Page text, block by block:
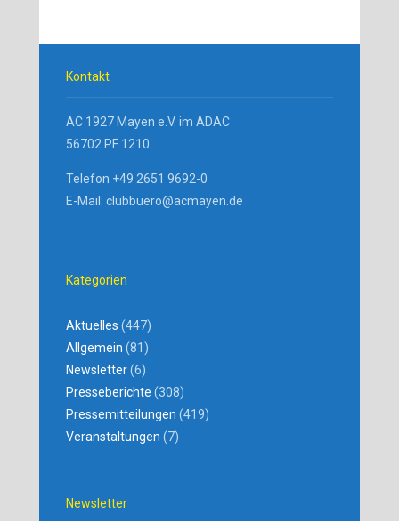
Kontakt
AC 1927 Mayen e.V. im ADAC
56702 PF 1210
Telefon +49 2651 9692-0
E-Mail: clubbuero@acmayen.de
Kategorien
Aktuelles (447)
Allgemein (81)
Newsletter(6)
Presseberichte (308)
Pressemitteilungen (419)
Veranstaltungen (7)
Newsletter